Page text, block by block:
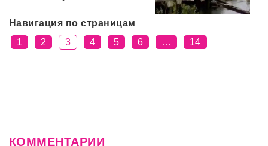
Навигация по страницам
1
2 3 4 5 6 … 14
КОММЕНТАРИИ